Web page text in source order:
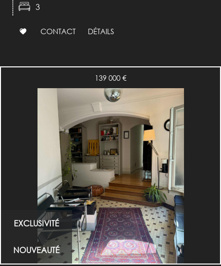
3
CONTACT DÉTAILS
EXCLUSIVITÉ
NOUVEAUTÉ
139 000 €